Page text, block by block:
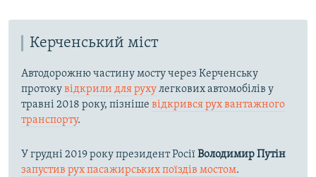
Керченський міст
Автодорожню частину мосту через Керченську
протокувідкрили для рухулегкових автомобілів у
травні 2018 року, пізніше відкрився рух вантажного
транспорту.
У грудні 2019 року президент РосіїВолодимир Путін
запустив рух пасажирських поїздів мостом.